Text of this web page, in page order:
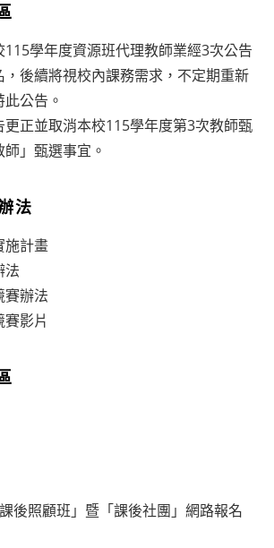
115學年度資源班代理教師業經3次公告
後續將視校內課務需求，不定期重新
公告。
更正並取消本校115學年度第3次教師甄
」甄選事宜。
法
施計畫
法
賽辦法
賽影片
後照顧班」暨「課後社團」網路報名